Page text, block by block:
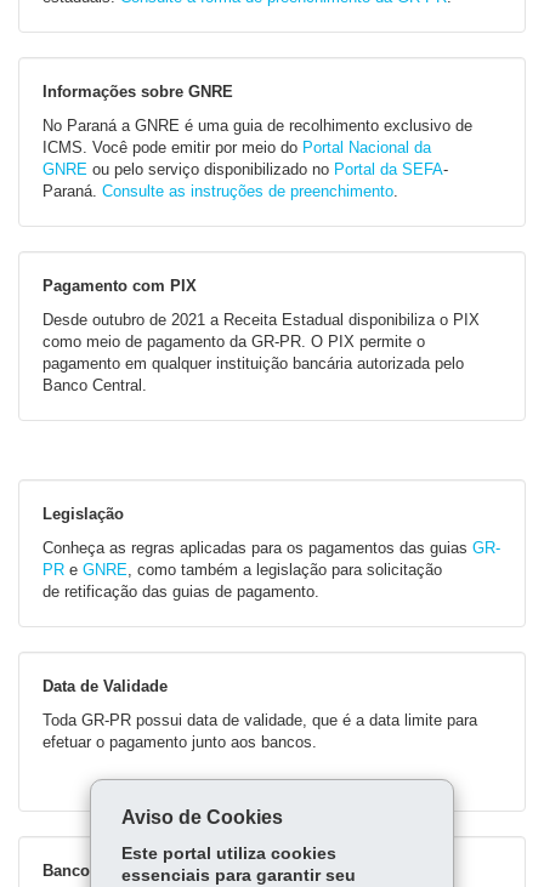
Informações sobre GNRE
No Paraná a GNRE é uma guia de recolhimento exclusivo de
ICMS. Você pode emitir por meio do Portal Nacional da
GNRE ou pelo serviço disponibilizado no Portal da SEFA-
Paraná. Consulte as instruções de preenchimento
Pagamento com PIX
Desde outubro de 2021 a Receita Estadual disponibiliza o PIX
como meio de pagamento da GR-PR. O PIX permite o
pagamento em qualquer instituição bancária autorizada pelo
Banco Central.
Legislação
Conheça as regras aplicadas para os pagamentos das guias GR-
PR e GNRE , como também a legislação para solicitação
de retificação das guias de pagamento.
Data de Validade
Toda GR-PR possui data de validade, que é a data limite para
efetuar o pagamento junto aos bancos.
Bancos Conveniados
Aviso de Cookies
Este portal utiliza cookies
essenciais para garantir seu